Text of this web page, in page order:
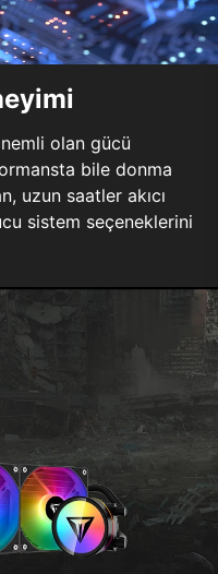
olan gücü
bile donma
uzun saatler akıcı
sistem seçeneklerini